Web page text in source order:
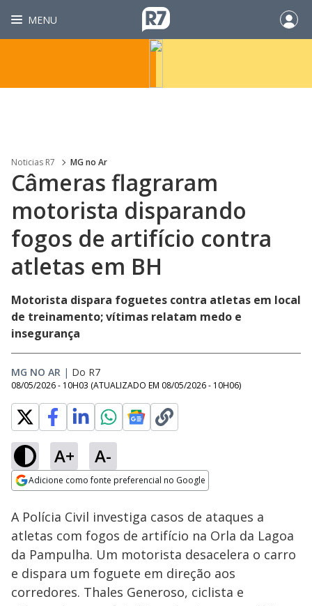
MENU
Noticias R7 MG no Ar
Câmeras flagraram
motorista disparando
fogos de artifício contra
atletas em BH
Motorista dispara foguetes contra atletas em local
de treinamento; vítimas relatam medo e
insegurança
MG NO AR | Do R7
08/05/2026 - 10H03 (ATUALIZADO EM 08/05/2026 - 10H06)
A+ A-
Adicione como fonte preferencial no Google
Ativar
Loaded :
15.97%
A Polícia Civil investiga casos de ataques a
atletas com fogos de artifício na Orla da Lagoa
da Pampulha. Um motorista desacelera o carro
e dispara um foguete em direção aos
corredores. Thales Generoso, ciclista e